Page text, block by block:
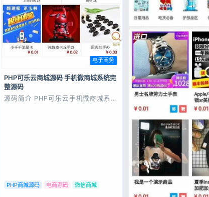
电子商务
PHP可乐云商城源码 手机微商城系统完
整源码
源码简介 PHP可乐云手机微商城系统
PHP商城源码 电商源码 微信商城